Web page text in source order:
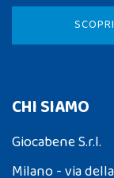
CHI SIAMO
Giocabene S.r.l.
Milano - via